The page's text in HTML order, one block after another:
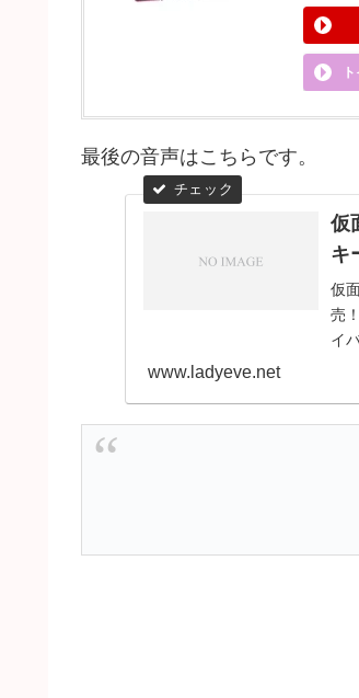
最後の音声はこちらです。
仮
キ
仮
売
イ
www.ladyeve.net